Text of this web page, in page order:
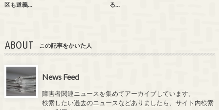
区も道義…
る…
ABOUT この記事をかいた人
News Feed
障害者関連ニュースを集めてアーカイブしています。
検索したい過去のニュースなどありましたら、サイト内検索